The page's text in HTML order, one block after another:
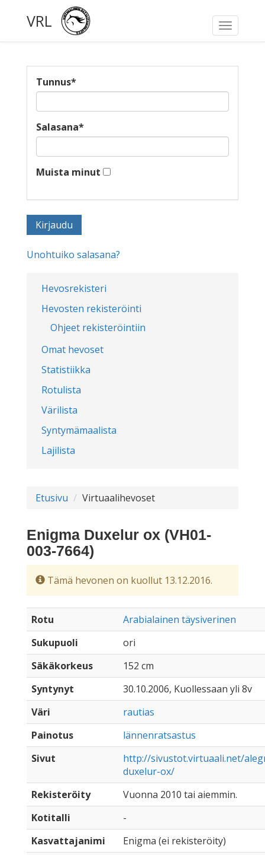
Toggle
VRL
Hevosrekisteri
Hevosten rekisteröinti
Ohjeet rekisteröintiin
Omat hevoset
Statistiikka
Rotulista
Värilista
Syntymämaalista
Lajilista
Tunnus*
Salasana*
Muista minut
Unohtuiko salasana?
Etusivu Virtuaalihevoset
Enigma Duxelur ox (VH01-
003-7664)
Tämä hevonen on kuollut 13.12.2016.
Rotu
Arabialainen täysiverinen
Sukupuoli
ori
Säkäkorkeus
152 cm
Syntynyt
30.10.2006, Kuollessaan yli 8v
Väri
rautias
Painotus
lännenratsastus
Sivut
http://sivustot.virtuaali.net/
duxelur-ox/
Rekisteröity
Vuonna 2010 tai aiemmin.
Kotitalli
-
Kasvattajanimi
Enigma (ei rekisteröity)